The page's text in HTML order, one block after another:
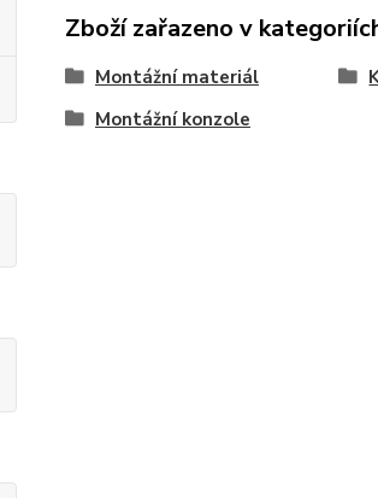
Zboží zařazeno v
Montážní materiál
Montážní konzole